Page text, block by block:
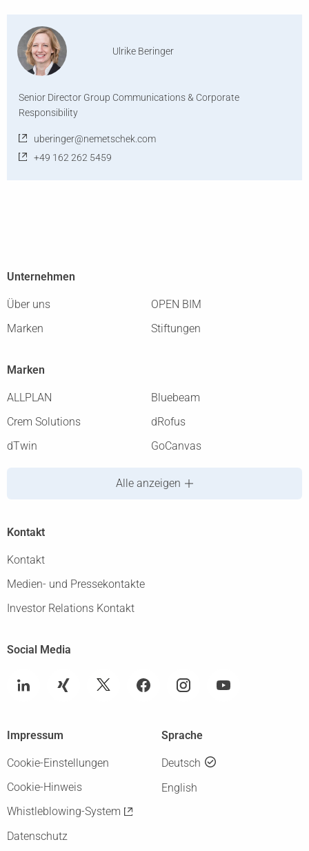
Ulrike Beringer
Senior Director Group Communications & Corporate
Responsibility
uberinger@nemetschek.com
+49 162 262 5459
Unternehmen
Über uns
OPEN BIM
Marken
Stiftungen
Marken
ALLPLAN
Bluebeam
Crem Solutions
dRofus
dTwin
GoCanvas
Alle anzeigen
Kontakt
Kontakt
Medien- und Pressekontakte
Investor Relations Kontakt
Social Media
Sprache
Deutsch
English
Impressum
Cookie-Einstellungen
Cookie-Hinweis
Whistleblowing-System
Datenschutz